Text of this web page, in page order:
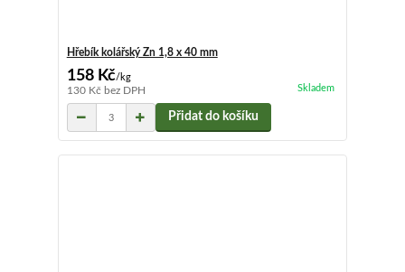
Hřebík kolářský Zn 1,8 x 40 mm
158 Kč/kg
130 Kč bez DPH Skladem
Přidat do košíku